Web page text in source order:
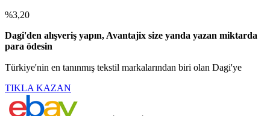
%3,20
Dagi'den alışveriş yapın, Avantajix size yanda yazan miktarda
para ödesin
Türkiye'nin en tanınmış tekstil markalarından biri olan Dagi'ye
TIKLA KAZAN